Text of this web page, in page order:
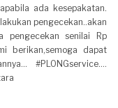
ada kesepakatan.
pengecekan..akan
pengecekan senilai Rp
berikan,semoga dapat
#PLONGservice....